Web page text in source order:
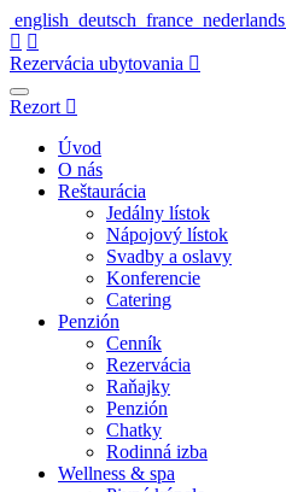
english deutsch france nederlands
Rezervácia ubytovania
Rezort
Úvod
O nás
Reštaurácia
Jedálny lístok
Nápojový lístok
Svadby a oslavy
Konferencie
Catering
Penzión
Cenník
Rezervácia
Raňajky
Penzión
Chatky
Rodinná izba
Wellness & spa